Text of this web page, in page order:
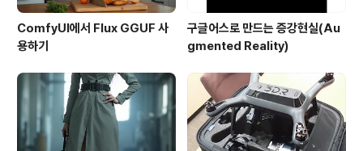
ComfyUI에서 Flux GGUF 사
용하기
구글어스로 만드는 증강현실(Au
gmented Reality)